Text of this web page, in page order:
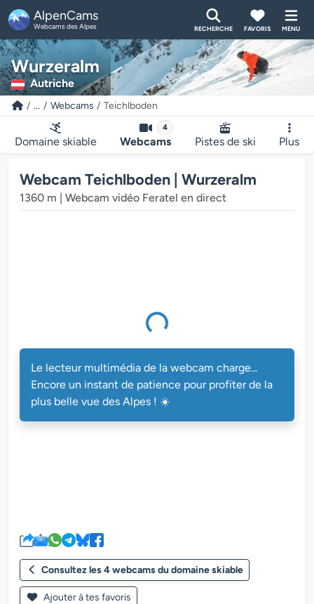
AlpenCams
Webcams des Alpes RECHERCHE FAVORIS MENU
Wurzeralm
Autriche
... Webcams Teichlboden
Domaine skiable
4
Webcams Pistes de ski Plus
Webcam Teichlboden | Wurzeralm
1360 m | Webcam vidéo Feratel en direct
de la webcam charge...
Le lecteur multimédia de la webcam charge...
Encore un instant de patience pour profiter de la
plus belle vue des Alpes ! ☀️
Consultez les 4 webcams du domaine skiable
Ajouter à tes favoris